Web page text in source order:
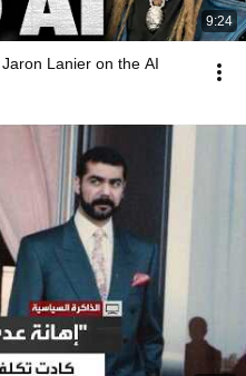
9:24
Lanier on the AI